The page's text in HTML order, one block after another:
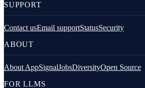
SUPPORT
Contact usEmail supportStatusSecurity
ABOUT
About AppSignalJobsDiversityOpen Source
FOR LLMS